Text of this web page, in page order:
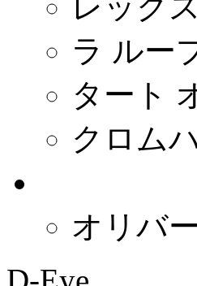
ラ ルー
タート
クロム
オリバ